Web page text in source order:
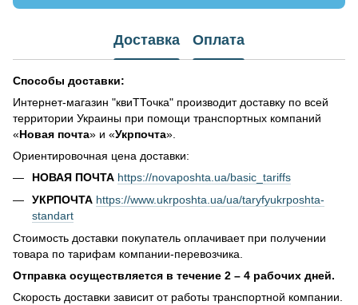
Доставка Оплата
Способы доставки:
Интернет-магазин "квиТТочка" производит доставку по всей
территории Украины при помощи транспортных компаний
«Новая почта» и «Укрпочта».
Ориентировочная цена доставки:
НОВАЯ ПОЧТА https://novaposhta.ua/basic_tariffs
УКРПОЧТА https://www.ukrposhta.ua/ua/taryfyukrposhta-
standart
Стоимость доставки покупатель оплачивает при получении
товара по тарифам компании-перевозчика.
Отправка осуществляется в течение 2 – 4 рабочих дней.
Скорость доставки зависит от работы транспортной компании.